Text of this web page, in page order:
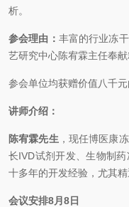
析。
参会理由： 丰富的行业冻
艺研究中心陈宥霖主任奉献
参会单位均获赠价值八千
讲师介绍：
陈宥霖先生 ，现任博医康
长IVD试剂开发、生物制
十多年的开发经验，尤其
会议安排8月8日